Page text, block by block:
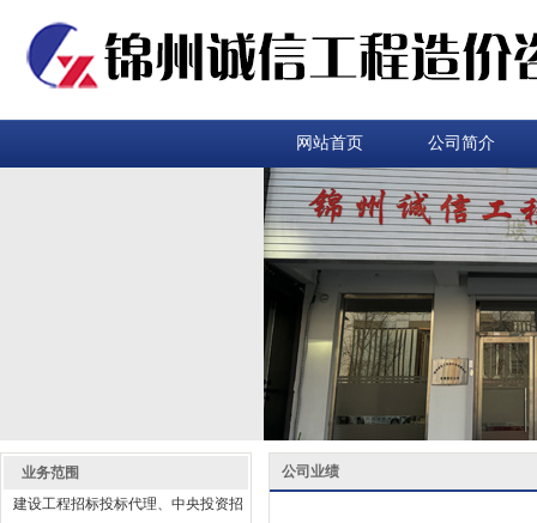
网站首页 公司简介
业务范围
建设工程招标投标代理、中央投资招
公司业绩